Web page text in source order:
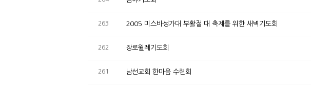
263 2005 미스바성가대 부활절 대 축제를 위한 새벽기도회
262 장로월례기도회
261 남선교회 한마음 수련회